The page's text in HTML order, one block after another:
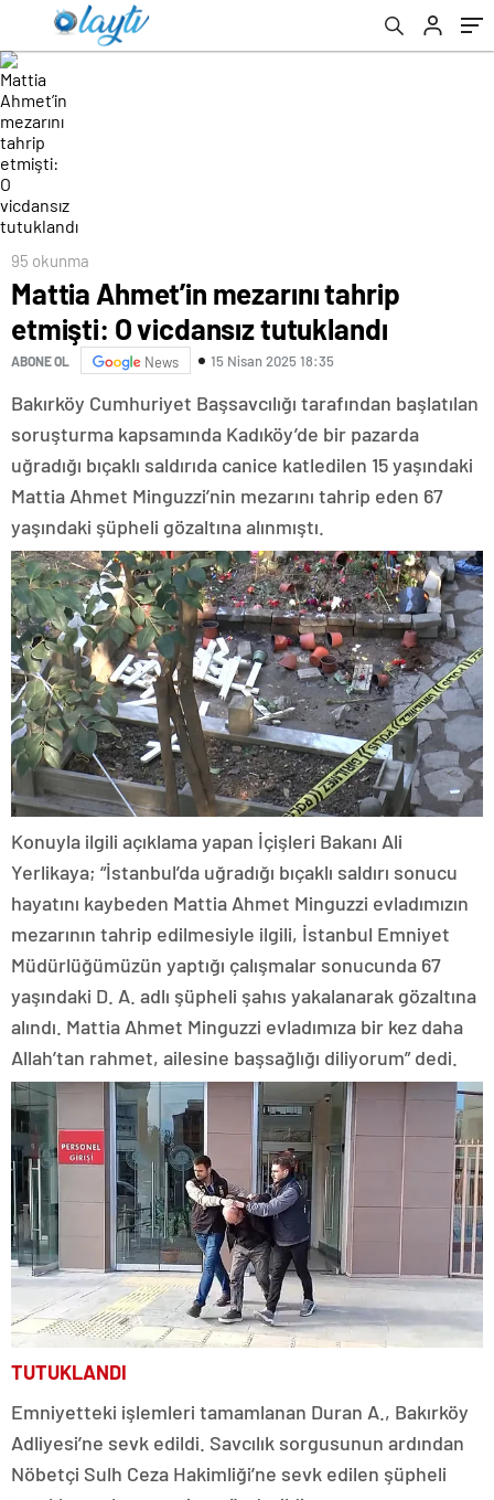
95 okunma
Mattia Ahmet’in mezarını tahrip
etmişti: O vicdansız tutuklandı
ABONE OL News 15 Nisan 2025 18:35
Bakırköy Cumhuriyet Başsavcılığı tarafından başlatılan
soruşturma kapsamında Kadıköy’de bir pazarda
uğradığı bıçaklı saldırıda canice katledilen 15 yaşındaki
Mattia Ahmet Minguzzi’nin mezarını tahrip eden 67
yaşındaki şüpheli gözaltına alınmıştı.
Konuyla ilgili açıklama yapan İçişleri Bakanı Ali
Yerlikaya; “İstanbul’da uğradığı bıçaklı saldırı sonucu
hayatını kaybeden Mattia Ahmet Minguzzi evladımızın
mezarının tahrip edilmesiyle ilgili, İstanbul Emniyet
Müdürlüğümüzün yaptığı çalışmalar sonucunda 67
yaşındaki D. A. adlı şüpheli şahıs yakalanarak gözaltına
alındı. Mattia Ahmet Minguzzi evladımıza bir kez daha
Allah’tan rahmet, ailesine başsağlığı diliyorum” dedi.
TUTUKLANDI
Emniyetteki işlemleri tamamlanan Duran A., Bakırköy
Adliyesi’ne sevk edildi. Savcılık sorgusunun ardından
Nöbetçi Sulh Ceza Hakimliği’ne sevk edilen şüpheli